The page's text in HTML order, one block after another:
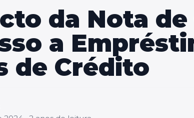
da Nota
a
de Crédito